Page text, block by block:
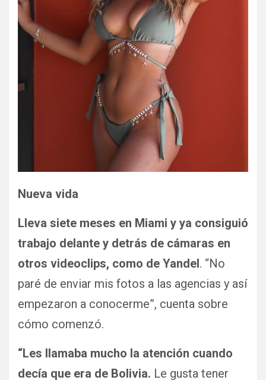
Nueva vida
Lleva siete meses en Miami y ya consiguió
trabajo delante y detrás de cámaras en
otros videoclips, como de Yandel. “No
paré de enviar mis fotos a las agencias y así
empezaron a conocerme”, cuenta sobre
cómo comenzó.
“Les llamaba mucho la atención cuando
decía que era de Bolivia. Le gusta tener